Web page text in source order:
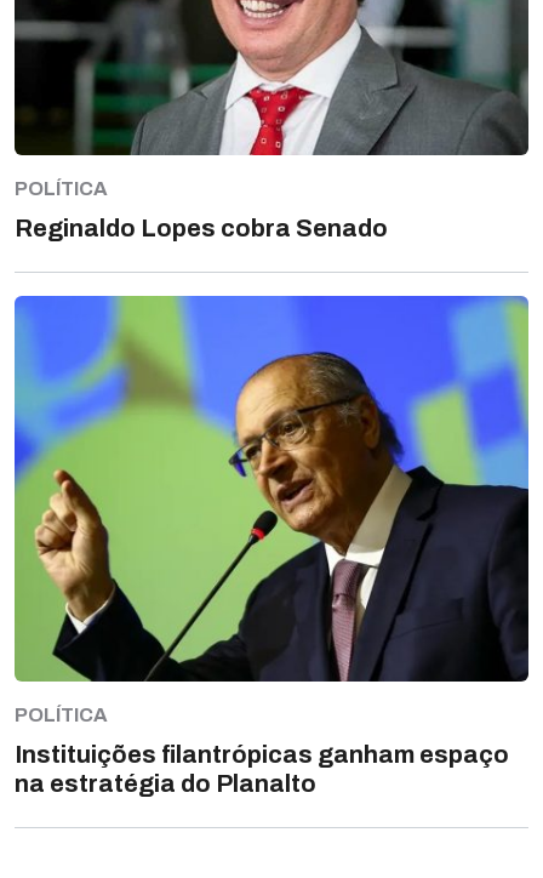
POLÍTICA
Reginaldo Lopes cobra Senado
POLÍTICA
Instituições filantrópicas ganham espaço
na estratégia do Planalto